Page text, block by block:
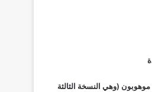
(وهي النسخة الثالثة